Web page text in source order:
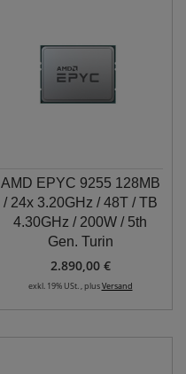
AMD EPYC 9255 128MB
/ 24x 3.20GHz / 48T / TB
4.30GHz / 200W / 5th
Gen. Turin
2.890,00 €
exkl. 19% USt. , plusVersand